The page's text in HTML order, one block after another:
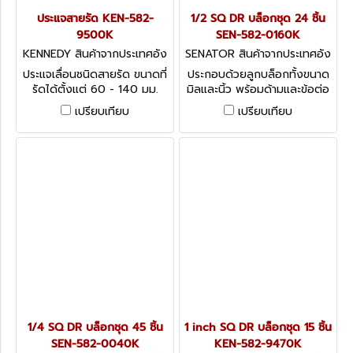
ประแจสายรัด KEN-582-
9500K
KENNEDY สินค้าจากประเทศอัง
กฤษ-1
ประแจเลื่อนชนิดสายรัด ขนาดที่
รัดได้ตั้งแต่ 60 - 140 มม.
Strap Type Oil Filter
Remover
เปรียบเทียบ
1/2 SQ DR บล็อกชุด 24 ชิ้น
SEN-582-0160K
SENATOR สินค้าจากประเทศอัง
กฤษ-1
ประกอบด้วยลูกบล็อกทั้งขนาด
มิลและนิ้ว พร้อมด้ามและข้อต่อ
ในชุด Senator Socket Sets
1/2- 24 Piece Sets
เปรียบเทียบ
1/4 SQ DR บล็อกชุด 45 ชิ้น
SEN-582-0040K
1 inch SQ DR บล็อกชุด 15 ชิ้น
KEN-582-9470K